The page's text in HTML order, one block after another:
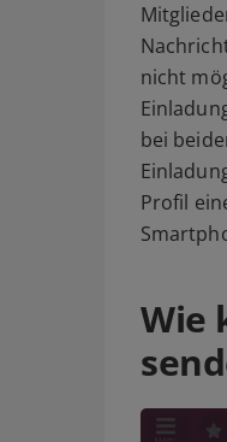
nicht
bei
Profil
Wie